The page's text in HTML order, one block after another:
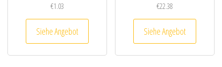
€1.03
Siehe Angebot
€22.38
Siehe Angebot